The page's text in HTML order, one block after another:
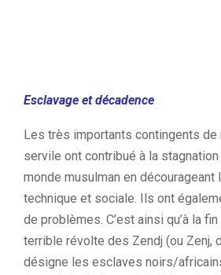
Esclavage et décadence
Les très importants contingents de
servile ont contribué à la
monde musulman en décourageant
technique et sociale. Ils ont
de problèmes. C’est ainsi qu’à la
terrible révolte des Zendj (ou Zenj,
désigne les esclaves noirs/